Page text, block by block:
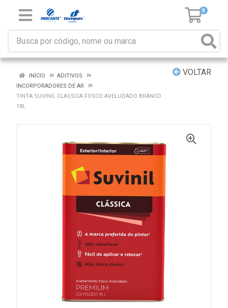
0
VOLTAR
INÍCIO
ADITIVOS
INCORPORADORES DE AR
TINTA SUVINIL CLASSICA FOSCO AVELUDADO BRANCO
18L